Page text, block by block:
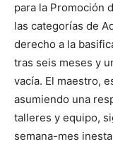
para la Promoción
las categorías de
derecho a la
tras seis meses y
vacía. El maestro,
asumiendo una
talleres y equipo,
semana-mes